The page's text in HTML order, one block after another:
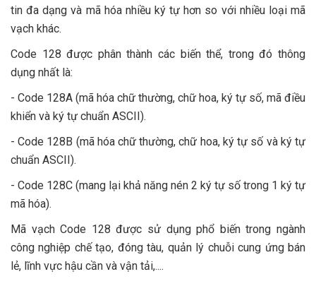
tin đa dạng và mã hóa nhiều ký tự hơn so với nhiều loại mã
vạch khác.
Code 128 được phân thành các biến thể, trong đó thông
dụng nhất là:
- Code 128A (mã hóa chữ thường, chữ hoa, ký tự số, mã điều
khiển và ký tự chuẩn ASCII).
- Code 128B (mã hóa chữ thường, chữ hoa, ký tự số và ký tự
chuẩn ASCII).
- Code 128C (mang lại khả năng nén 2 ký tự số trong 1 ký tự
mã hóa).
Mã vạch Code 128 được sử dụng phổ biến trong ngành
công nghiệp chế tạo, đóng tàu, quản lý chuỗi cung ứng bán
lẻ, lĩnh vực hậu cần và vận tải,....